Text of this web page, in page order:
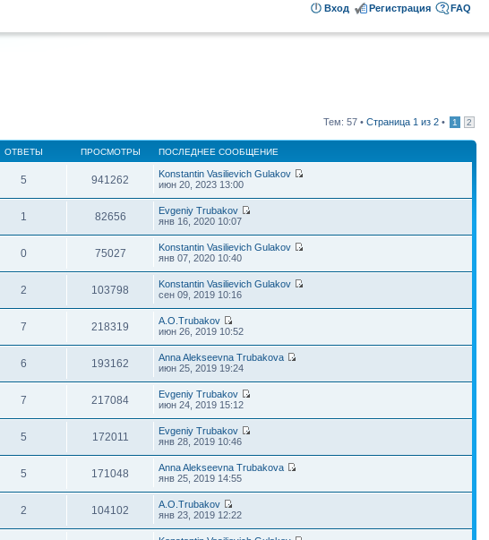
FAQ
Регистрация
Вход
Тем: 57 • Страница 1 из 2 • 1 2
ОТВЕТЫ ПРОСМОТРЫ ПОСЛЕДНЕЕ СООБЩЕНИЕ
5 941262
Konstantin Vasilievich Gulakov
июн 20, 2023 13:00
1 82656
Evgeniy Trubakov
янв 16, 2020 10:07
0 75027
Konstantin Vasilievich Gulakov
янв 07, 2020 10:40
2 103798
Konstantin Vasilievich Gulakov
сен 09, 2019 10:16
7 218319
A.O.Trubakov
июн 26, 2019 10:52
6 193162
Anna Alekseevna Trubakova
июн 25, 2019 19:24
7 217084
Evgeniy Trubakov
июн 24, 2019 15:12
5 172011
Evgeniy Trubakov
янв 28, 2019 10:46
5 171048
Anna Alekseevna Trubakova
янв 25, 2019 14:55
2 104102
A.O.Trubakov
янв 23, 2019 12:22